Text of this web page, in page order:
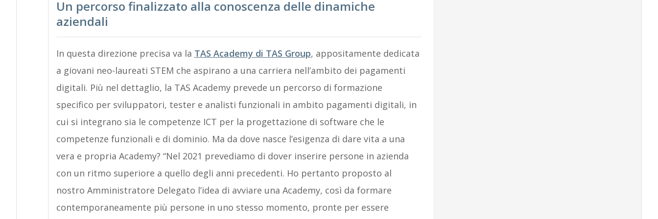
Un percorso finalizzato alla conoscenza delle dinamiche
aziendali
In questa direzione precisa va la TAS Academy di TAS Group, appositamente dedicata
a giovani neo-laureati STEM che aspirano a una carriera nell’ambito dei pagamenti
digitali. Più nel dettaglio, la TAS Academy prevede un percorso di formazione
specifico per sviluppatori, tester e analisti funzionali in ambito pagamenti digitali, in
cui si integrano sia le competenze ICT per la progettazione di software che le
competenze funzionali e di dominio. Ma da dove nasce l’esigenza di dare vita a una
vera e propria Academy? “Nel 2021 prevediamo di dover inserire persone in azienda
con un ritmo superiore a quello degli anni precedenti. Ho pertanto proposto al
nostro Amministratore Delegato l’idea di avviare una Academy, così da formare
contemporaneamente più persone in uno stesso momento, pronte per essere